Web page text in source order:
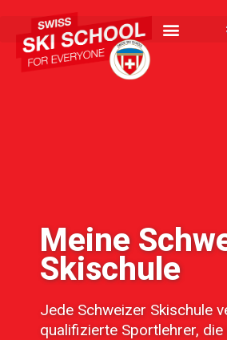
Meine
Skischule
Jede Schweizer Skischule
qualifizierte Sportlehrer,